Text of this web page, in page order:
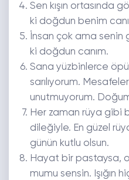
Sen kışın ortasında
ki doğdun benim
İnsan çok ama
ki doğdun canım.
Sana yüzbinlerce
sarılıyorum.
unutmuyorum.
Her zaman rüya gibi
dileğiyle. En güzel
günün kutlu olsun.
Hayat bir pastaysa,
mumu sensin. Işığın